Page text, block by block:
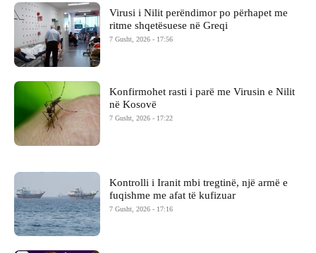
Virusi i Nilit perëndimor po përhapet me
ritme shqetësuese në Greqi
7 Gusht, 2026 - 17:56
Konfirmohet rasti i parë me Virusin e Nilit
në Kosovë
7 Gusht, 2026 - 17:22
Kontrolli i Iranit mbi tregtinë, një armë e
fuqishme me afat të kufizuar
7 Gusht, 2026 - 17:16